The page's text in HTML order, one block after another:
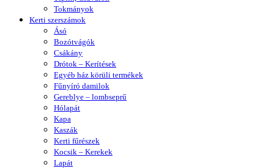
Tokmányok
Kerti szerszámok
Ásó
Bozótvágók
Csákány
Drótok – Kerítések
Egyéb ház körüli termékek
Fűnyíró damilok
Gereblye – lombseprű
Hólapát
Kapa
Kaszák
Kerti fűrészek
Kocsik – Kerekek
Lapát